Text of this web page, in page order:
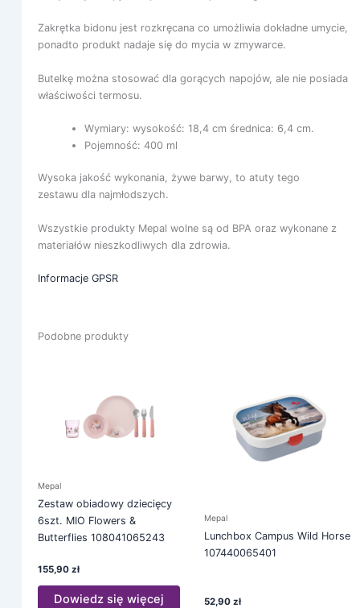
Zakrętka bidonu jest rozkręcana co umożliwia dokładne umycie,
ponadto produkt nadaje się do mycia w zmywarce.
Butelkę można stosować dla gorących napojów, ale nie posiada
właściwości termosu.
Wymiary: wysokość: 18,4 cm średnica: 6,4 cm.
Pojemność: 400 ml
Wysoka jakość wykonania, żywe barwy, to atuty tego
zestawu dla najmłodszych.
Wszystkie produkty Mepal wolne są od BPA oraz wykonane z
materiałów nieszkodliwych dla zdrowia.
Informacje GPSR
Podobne produkty
Mepal
Zestaw obiadowy dziecięcy
6szt. MIO Flowers &
Butterflies 108041065243
155,90 zł
Dowiedz się więcej
Mepal
Lunchbox Campus Wild Horse
107440065401
52,90 zł